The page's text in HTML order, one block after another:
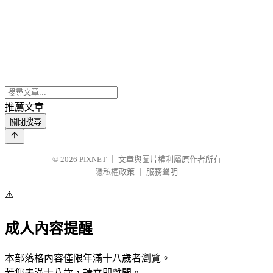
推薦文章
關閉搜尋
© 2026 PIXNET
文章與圖片權利屬原作者所有
隱私權政策
服務聲明
⚠️
成人內容提醒
本部落格內容僅限年滿十八歲者瀏覽。